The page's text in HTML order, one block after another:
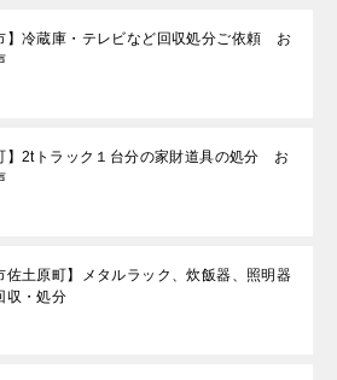
】冷蔵庫・テレビなど回収処分ご依頼 お
】2tトラック１台分の家財道具の処分 お
佐土原町】メタルラック、炊飯器、照明器
収・処分